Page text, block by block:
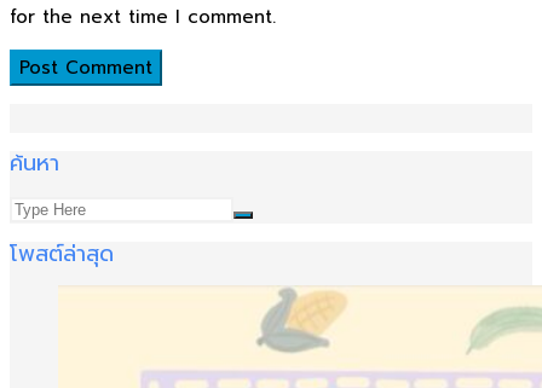
for the next time I comment.
ค้นหา
โพสต์ล่าสุด